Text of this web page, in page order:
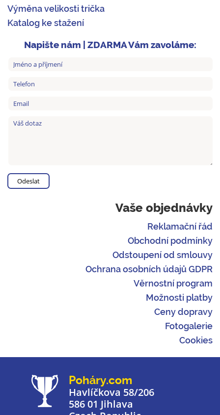
Výměna velikosti trička
Katalog ke stažení
Napište nám | ZDARMA Vám zavoláme:
Vaše objednávky
Reklamační řád
Obchodní podmínky
Odstoupení od smlouvy
Ochrana osobních údajů GDPR
Věrnostní program
Možnosti platby
Ceny dopravy
Fotogalerie
Cookies
Poháry.com
Havlíčkova 58/206
586 01 Jihlava